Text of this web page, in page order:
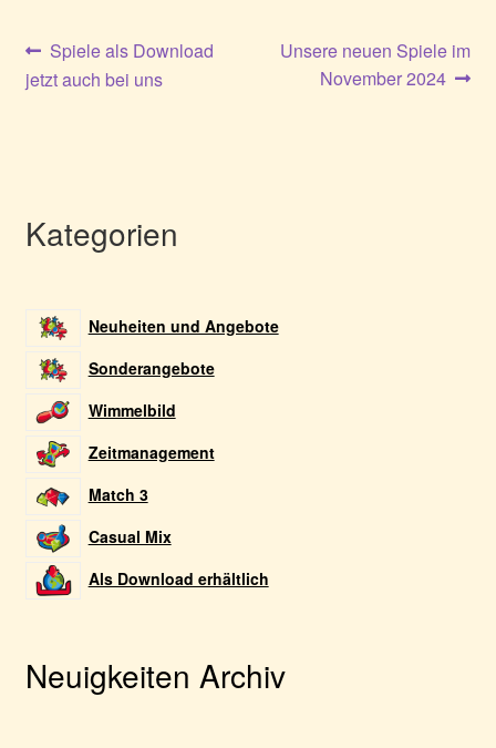
Beitragsnavigation
Vorheriger
Beitrag:
Spiele als Download
jetzt auch bei uns
Nächster
Beitrag:
Unsere neuen Spiele im
November 2024
Kategorien
Neuheiten und Angebote
Sonderangebote
Wimmelbild
Zeitmanagement
Match 3
Casual Mix
Als Download erhältlich
Neuigkeiten Archiv